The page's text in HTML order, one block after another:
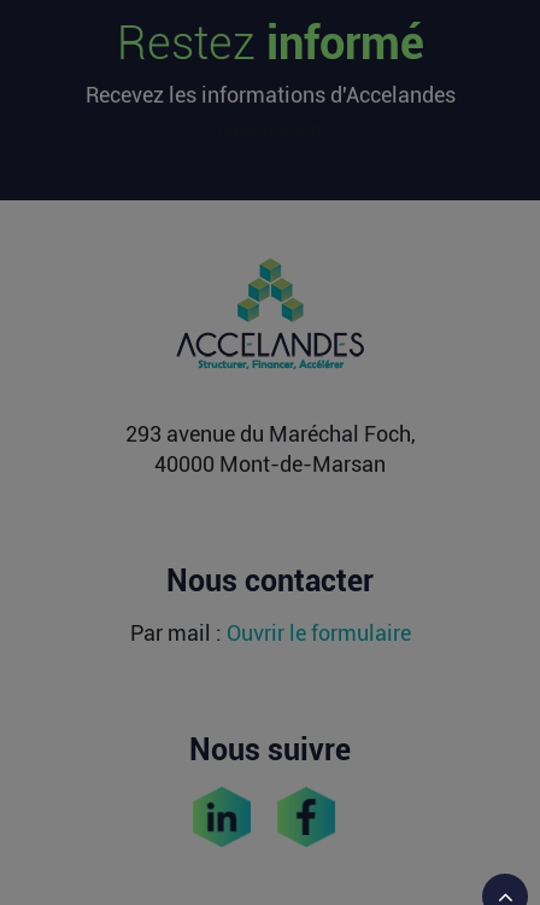
digitalise l’accompagnement des
voyageurs
Les formalités de voyage demeurent l’une des
zones les moins fluides de l’expérience
de l’argent dans une sortie à 2,25
milliards de dollars ?
Après avoir levé près de 1,4 milliard de dollars et
atteint une valorisation de 11,7 milliards fin
Lire la suite
Restez informé
Recevez les informations d'Accelandes
293 avenue du Maréchal Foch,
40000 Mont-de-Marsan
Nous contacter
Par mail : Ouvrir le formulaire
Nous suivre